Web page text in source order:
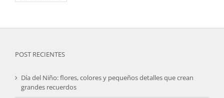
POST RECIENTES
Día del Niño: flores, colores y pequeños detalles que crean
grandes recuerdos